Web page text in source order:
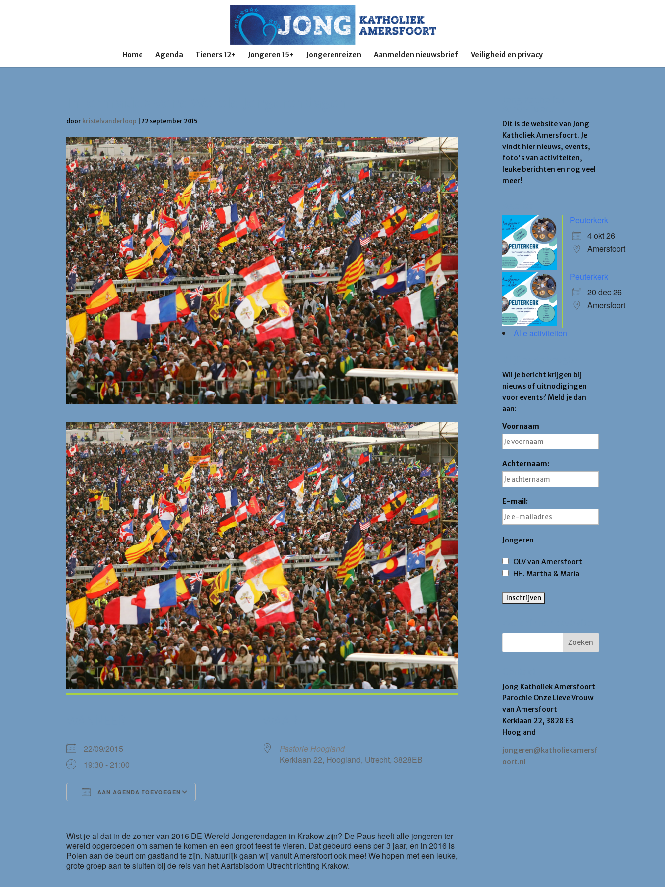
Home Agenda Tieners 12+ Jongeren 15+ Jongerenreizen Aanmelden nieuwsbrief Veiligheid en privacy
door kristelvanderloop 22 september 2015
22/09/2015
19:30 - 21:00
AAN AGENDA TOEVOEGEN
Pastorie Hoogland
Kerklaan 22, Hoogland, Utrecht, 3828EB
Wist je al dat in de zomer van 2016 DE Wereld Jongerendagen in Krakow zijn? De Paus heeft alle jongeren ter
wereld opgeroepen om samen te komen en een groot feest te vieren. Dat gebeurd eens per 3 jaar, en in 2016 is
Polen aan de beurt om gastland te zijn. Natuurlijk gaan wij vanuit Amersfoort ook mee! We hopen met een leuke,
grote groep aan te sluiten bij de reis van het Aartsbisdom Utrecht richting Krakow.
Dit is de website van Jong
Katholiek Amersfoort. Je
vindt hier nieuws, events,
foto's van activiteiten,
leuke berichten en nog veel
meer!
Peuterkerk
4 okt 26
Amersfoort
Peuterkerk
20 dec 26
Amersfoort
Alle activiteiten
Wil je bericht krijgen bij
nieuws of uitnodigingen
voor events? Meld je dan
aan:
Voornaam
Achternaam:
E-mail:
Jongeren
OLV van Amersfoort
HH. Martha & Maria
Jong Katholiek Amersfoort
Parochie Onze Lieve Vrouw
van Amersfoort
Kerklaan 22, 3828 EB
Hoogland
jongeren@katholiekamersf
oort.nl